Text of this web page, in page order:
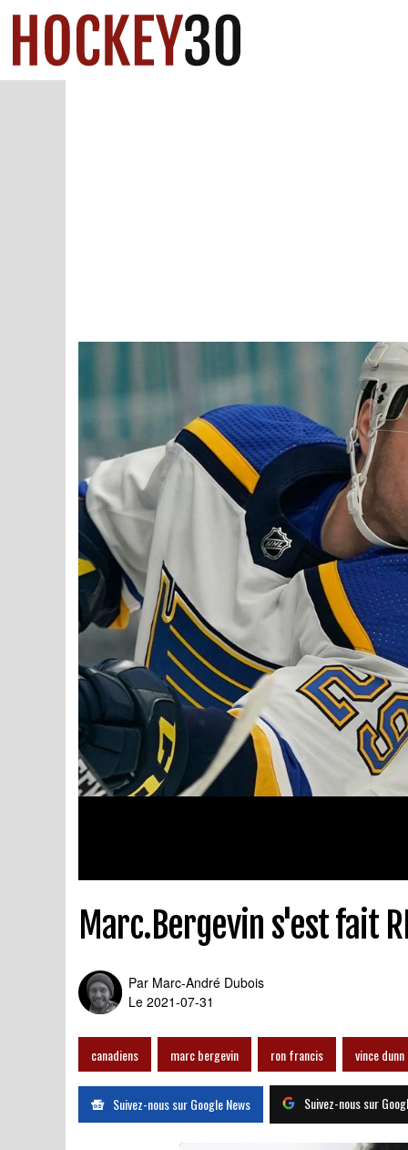
Marc.Bergevin s'est fait
Par Marc-André Dubois
Le 2021-07-31
canadiens marc bergevin ron francis vince dunn
Suivez-nous sur Google News Suivez-nous sur